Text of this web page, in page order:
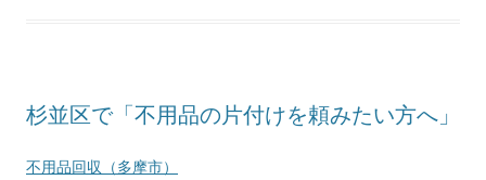
杉並区で「不用品の片付けを頼みたい方へ」
不用品回収（多摩市）